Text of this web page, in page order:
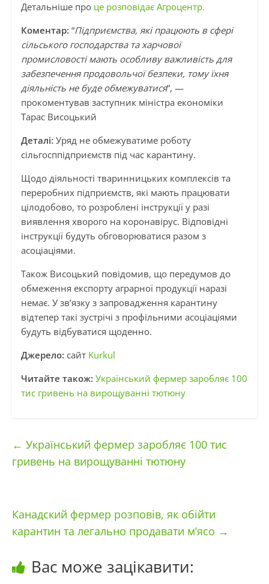
Детальніше про це розповідає Агроцентр.
Коментар: “Підприємства, які працюють в сфері
сільського господарства та харчової
промисловості мають особливу важливість для
забезпечення продовольчої безпеки, тому їхня
діяльність не буде обмежуватися“, —
прокоментував заступник міністра економіки
Тарас Висоцький
Деталі: Уряд не обмежуватиме роботу
сільгосппідприємств під час карантину.
Щодо діяльності тваринницьких комплексів та
переробних підприємств, які мають працювати
цілодобово, то розроблені інструкції у разі
виявлення хворого на коронавірус. Відповідні
інструкції будуть обговорюватися разом з
асоціаціями.
Також Висоцький повідомив, що передумов до
обмеження експорту аграрної продукції наразі
немає. У зв’язку з запровадження карантину
відтепер такі зустрічі з профільними асоціаціями
будуть відбуватися щоденно.
Джерело: сайт Kurkul
Читайте також: Український фермер заробляє 100
тис гривень на вирощуванні тютюну
← Український фермер заробляє 100 тис
гривень на вирощуванні тютюну
Канадский фермер розповів, як обійти
карантин та легально продавати м’ясо →
Вас може зацікавити: